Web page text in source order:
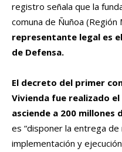
registro señala que la
comuna de Ñuñoa
representante legal es
de Defensa.
El decreto del primer
Vivienda fue realizado
asciende a 200 millones
es “disponer la entrega
implementación y